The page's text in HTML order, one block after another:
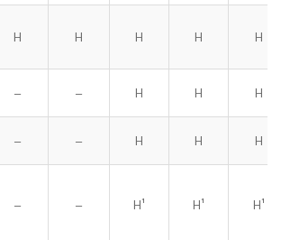
H H H H H
– – H H
H
– – H H
H
– – H¹ H¹ H¹